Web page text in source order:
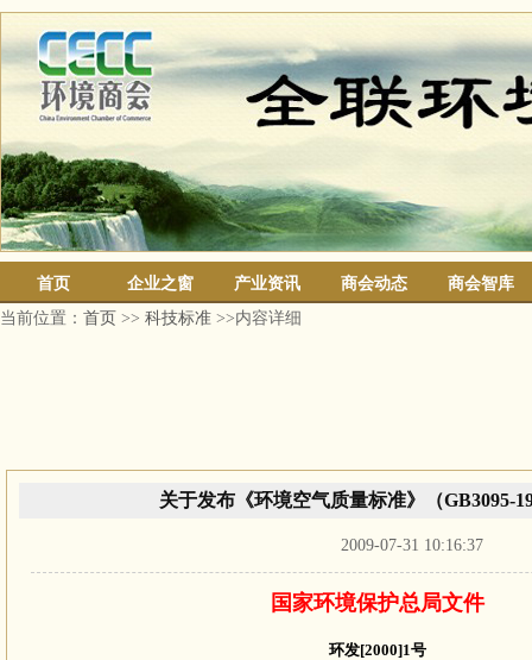
首页 企业之窗 产业资讯 商会动态
商会智库
当前位置： 首页 >> 科技标准 >>内容详细
关于发布《环境空气质量标准》（GB3095-
2009-07-31 10:16:37
国家环境保护总局文件
环发[2000]1号